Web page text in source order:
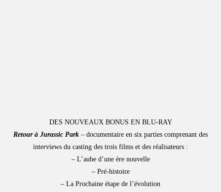
DES NOUVEAUX BONUS EN BLU-RAY
Retour à Jurassic Park – documentaire en six parties comprenant des
interviews du casting des trois films et des réalisateurs :
– L’aube d’une ère nouvelle
– Pré-histoire
– La Prochaine étape de l’évolution